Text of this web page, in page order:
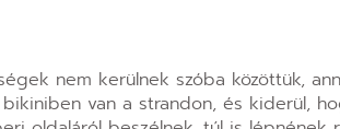
nem kerülnek szóba közöttük,
van a strandon, és kiderül,